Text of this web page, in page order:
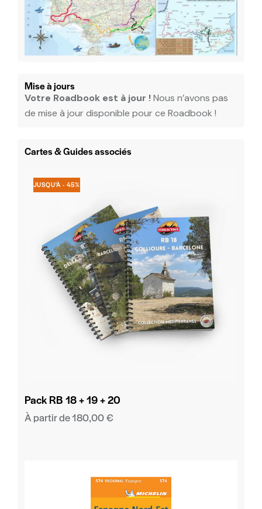
Mise à jours
Votre Roadbook est à jour !Nous n’avons pas
de mise à jour disponible pour ce Roadbook !
Cartes & Guides associés
JUSQU'À - 45%
Pack RB 18 + 19 + 20
À partir de180,00€